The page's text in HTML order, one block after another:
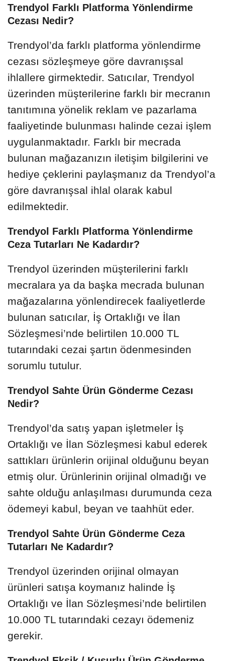
Trendyol Farklı Platforma Yönlendirme
Cezası Nedir?
Trendyol’da farklı platforma yönlendirme
cezası sözleşmeye göre davranışsal
ihlallere girmektedir. Satıcılar, Trendyol
üzerinden müşterilerine farklı bir mecranın
tanıtımına yönelik reklam ve pazarlama
faaliyetinde bulunması halinde cezai işlem
uygulanmaktadır. Farklı bir mecrada
bulunan mağazanızın iletişim bilgilerini ve
hediye çeklerini paylaşmanız da Trendyol’a
göre davranışsal ihlal olarak kabul
edilmektedir.
Trendyol Farklı Platforma Yönlendirme
Ceza Tutarları Ne Kadardır?
Trendyol üzerinden müşterilerini farklı
mecralara ya da başka mecrada bulunan
mağazalarına yönlendirecek faaliyetlerde
bulunan satıcılar, İş Ortaklığı ve İlan
Sözleşmesi’nde belirtilen 10.000 TL
tutarındaki cezai şartın ödenmesinden
sorumlu tutulur.
Trendyol Sahte Ürün Gönderme Cezası
Nedir?
Trendyol’da satış yapan işletmeler İş
Ortaklığı ve İlan Sözleşmesi kabul ederek
sattıkları ürünlerin orijinal olduğunu beyan
etmiş olur. Ürünlerinin orijinal olmadığı ve
sahte olduğu anlaşılması durumunda ceza
ödemeyi kabul, beyan ve taahhüt eder.
Trendyol Sahte Ürün Gönderme Ceza
Tutarları Ne Kadardır?
Trendyol üzerinden orijinal olmayan
ürünleri satışa koymanız halinde İş
Ortaklığı ve İlan Sözleşmesi’nde belirtilen
10.000 TL tutarındaki cezayı ödemeniz
gerekir.